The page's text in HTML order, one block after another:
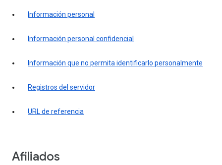
Información personal
Información personal confidencial
Información que no permita identificarlo personalmente
Registros del servidor
URL de referencia
Afiliados